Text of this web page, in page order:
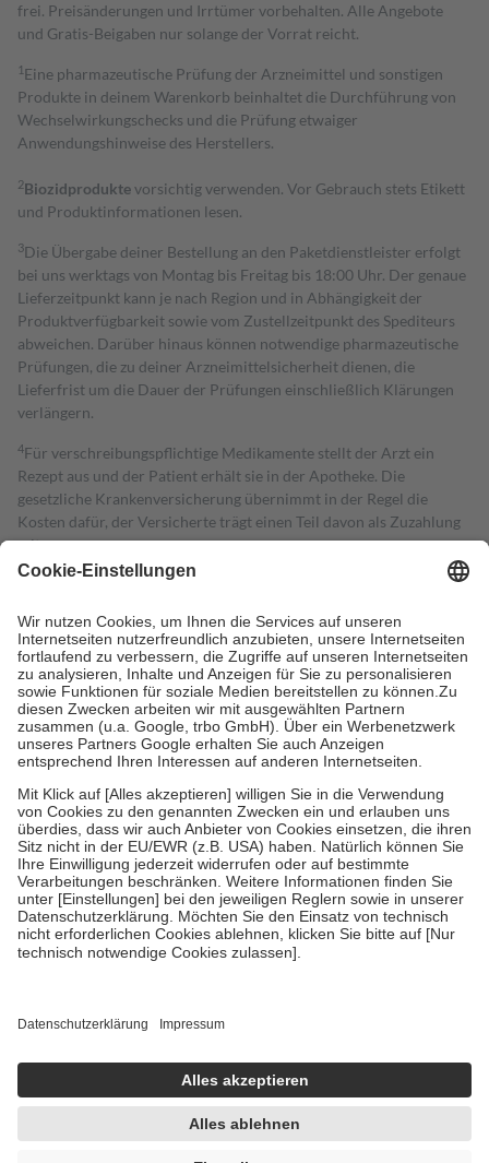
frei. Preisänderungen und Irrtümer vorbehalten. Alle Angebote
und Gratis-Beigaben nur solange der Vorrat reicht.
1 Eine pharmazeutische Prüfung der Arzneimittel und sonstigen
Produkte in deinem Warenkorb beinhaltet die Durchführung von
Wechselwirkungschecks und die Prüfung etwaiger
Anwendungshinweise des Herstellers.
2Biozidproduktevorsichtig verwenden. Vor Gebrauch stets Etikett
und Produktinformationen lesen.
3Die Übergabe deiner Bestellung an den Paketdienstleister erfolgt
bei uns werktags von Montag bis Freitag bis 18:00 Uhr. Der genaue
Lieferzeitpunkt kann je nach Region und in Abhängigkeit der
Produktverfügbarkeit sowie vom Zustellzeitpunkt des Spediteurs
abweichen. Darüber hinaus können notwendige pharmazeutische
Prüfungen, die zu deiner Arzneimittelsicherheit dienen, die
Lieferfrist um die Dauer der Prüfungen einschließlich Klärungen
verlängern.
4Für verschreibungspflichtige Medikamente stellt der Arzt ein
Rezept aus und der Patient erhält sie in der Apotheke. Die
gesetzliche Krankenversicherung übernimmt in der Regel die
Kosten dafür, der Versicherte trägt einen Teil davon als Zuzahlung
mit.
Grundsätzlich leisten Mitglieder Zuzahlungen in Höhe von zehn
höchstens zehn Euro.
Es sind jedoch nie mehr als die tatsächlichen
Kosten der Leistung zu entrichten.
Diese Regeln gelten grundsätzlich auch für Online-Apotheken.
Bei Heilmitteln und häuslicher Krankenpflege beträgt die
Zuzahlung zehn Prozent der Kosten sowie zehn Euro je
Verordnung.
Um das Engagement der Versicherten für ihre eigene Gesundheit zu
stärken und die besondere Stellung der Familie zu unterstützen,
fallenkeine Zuzahlungenan bei:
• Kindern und Jugendlichen bis zum vollendeten 18. Lebensjahr
mit Ausnahme der Fahrkosten
• Untersuchungen zur Vorsorge und Früherkennung, die von der
GKV getragen werden
• empfohlenen Schutzimpfungen
• Harn- und Blutteststreifen
getroffen, um sicherzustellen, dass es sich um echte Bewertungen
https://help.etrusted.com/hc/de/articles/4419944605341
Einige Bilder und Inhalte wurden unter Zuhilfenahme künstlicher